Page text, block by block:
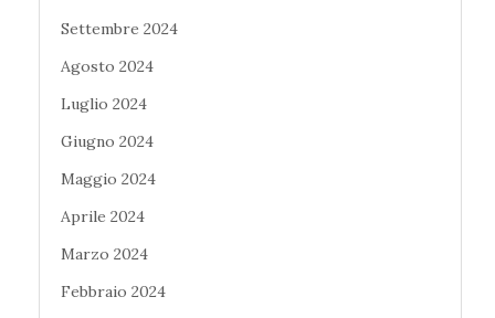
Settembre 2024
Agosto 2024
Luglio 2024
Giugno 2024
Maggio 2024
Aprile 2024
Marzo 2024
Febbraio 2024